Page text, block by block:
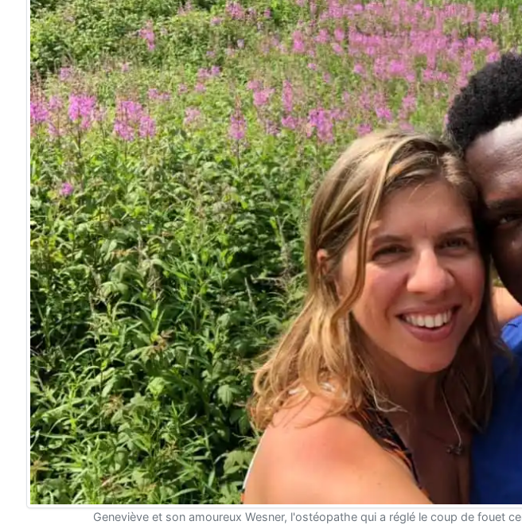
Geneviève et son amoureux Wesner, l'ostéopathe qui a réglé le coup de fouet